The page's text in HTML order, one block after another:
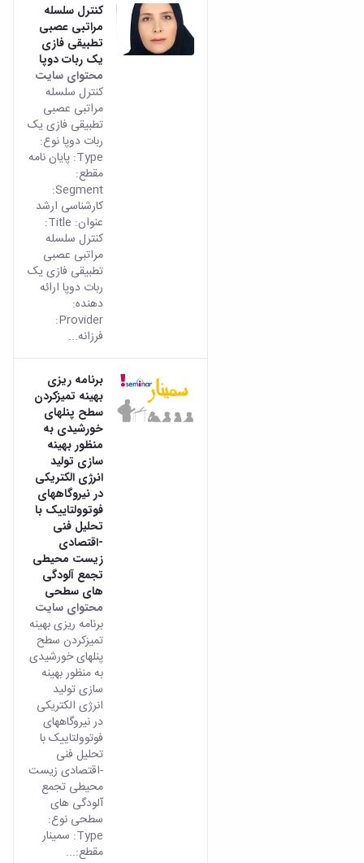
کنترل سلسله
مراتبی عصبی
تطبیقی فازی
یک ربات دوپا
محتوای سایت
کنترل سلسله
مراتبی عصبی
تطبیقی فازی یک
ربات دوپا نوع:
Type: پایان نامه
مقطع:
Segment:
کارشناسی ارشد
عنوان: Title:
کنترل سلسله
مراتبی عصبی
تطبیقی فازی یک
ربات دوپا ارائه
دهنده:
Provider:
فرزانه...
برنامه ریزی
بهینه تمیزکردن
سطح پنلهای
خورشیدی به
منظور بهینه
سازی تولید
انرژی الکتریکی
در نیروگاههای
فوتوولتاییک با
تحلیل فنی
-اقتصادی
زیست محیطی
تجمع آلودگی
های سطحی
محتوای سایت
برنامه ریزی بهینه
تمیزکردن سطح
پنلهای خورشیدی
به منظور بهینه
سازی تولید
انرژی الکتریکی
در نیروگاههای
فوتوولتاییک با
تحلیل فنی
-اقتصادی زیست
محیطی تجمع
آلودگی های
سطحی نوع:
Type: سمینار
مقطع:...